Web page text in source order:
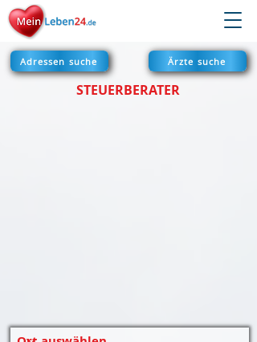
Adressen suche Ärzte suche
STEUERBERATER